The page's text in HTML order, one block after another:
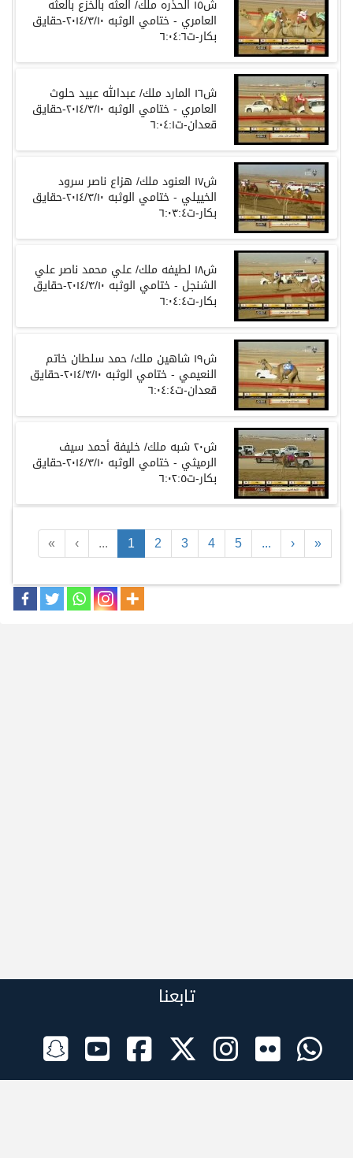
« ‹ ... 1 2 3 4 5 ... › »
ش١٥ الحذره ملك/ العثه بالخزع بالعثه
العامري - ختامي الوثبه ٢٠١٤/٣/١٠-حقايق
بكار-ت٦:٠٤:٦
ش١٦ المارد ملك/ عبدالله عبيد حلوث
العامري - ختامي الوثبه ٢٠١٤/٣/١٠-حقايق
قعدان-ت٦:٠٤:١
ش١٧ العنود ملك/ هزاع ناصر سرود
الخييلي - ختامي الوثبه ٢٠١٤/٣/١٠-حقايق
بكار-ت٦:٠٣:٤
ش١٨ لطيفه ملك/ علي محمد ناصر علي
الشنجل - ختامي الوثبه ٢٠١٤/٣/١٠-حقايق
بكار-ت٦:٠٤:٤
ش١٩ شاهين ملك/ حمد سلطان خاتم
النعيمي - ختامي الوثبه ٢٠١٤/٣/١٠-حقايق
قعدان-ت٦:٠٤:٤
ش٢٠ شبه ملك/ خليفة أحمد سيف
الرميثي - ختامي الوثبه ٢٠١٤/٣/١٠-حقايق
بكار-ت٦:٠٢:٥
تابعنا